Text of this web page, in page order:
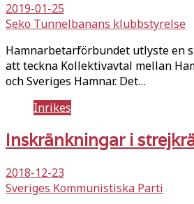
2019-01-25
Seko Tunnelbanans klubbstyrelse
Hamnarbetarförbundet utlyste en
att teckna Kollektivavtal mellan
och Sveriges Hamnar. Det…
Inrikes
Inskränkningar i
2018-12-23
Sveriges Kommunistiska Parti